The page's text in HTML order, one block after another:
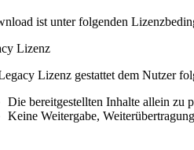
ist unter folgenden
Lizenz
Lizenz gestattet dem Nutzer
Die bereitgestellten Inhalte allein zu
Keine Weitergabe,